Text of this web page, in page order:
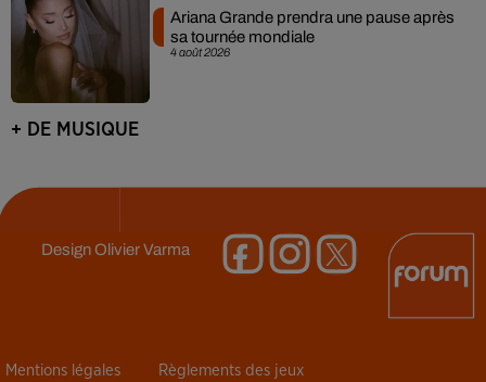
4 août 2026
Ariana Grande prendra une pause après
sa tournée mondiale
+ DE MUSIQUE
DesignOlivier Varma
Mentions légales Règlements des jeux